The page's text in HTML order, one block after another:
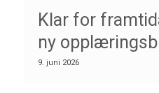
Klar for
ny
9. juni 2026